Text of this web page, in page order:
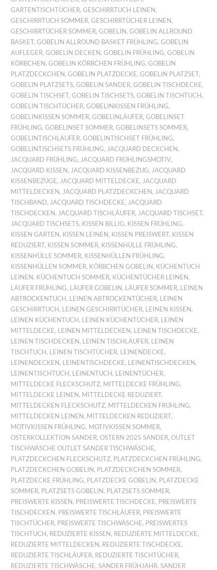
GARTENTISCHTÜCHER,GESCHIRRTUCH LEINEN ,
GESCHIRRTUCH SOMMER,GESCHIRRTÜCHER LEINEN ,
GESCHIRRTÜCHER SOMMER,GOBELIN ,GOBELIN ALLROUND
BASKET,GOBELIN ALLROUND BASKET FRÜHLING,GOBELIN
AUFLEGER,GOBELIN DECKEN ,GOBELIN FRÜHLING,GOBELIN
KÖRBCHEN ,GOBELIN KÖRBCHEN FRÜHLING,GOBELIN
PLATZDECKCHEN ,GOBELIN PLATZDECKE,GOBELIN PLATZSET,
GOBELIN PLATZSETS,GOBELIN SANDER,GOBELIN TISCHDECKE,
GOBELIN TISCHSET,GOBELIN TISCHSETS,GOBELIN TISCHTUCH ,
GOBELIN TISCHTÜCHER,GOBELINKISSEN FRÜHLING,
GOBELINKISSEN SOMMER,GOBELINLÄUFER,GOBELINSET
FRÜHLING,GOBELINSET SOMMER,GOBELINSETS SOMMER,
GOBELINTISCHLÄUFER,GOBELINTISCHSET FRÜHLING,
GOBELINTISCHSETS FRÜHLING, JACQUARD DECKCHEN ,
JACQUARD FRÜHLING, JACQUARD FRÜHLINGSMOTIV,
JACQUARD KISSEN , JACQUARD KISSENBEZUG, JACQUARD
KISSENBEZÜGE, JACQUARD MITTELDECKE, JACQUARD
MITTELDECKEN , JACQUARD PLATZDECKCHEN , JACQUARD
TISCHBAND, JACQUARD TISCHDECKE, JACQUARD
TISCHDECKEN , JACQUARD TISCHLÄUFER, JACQUARD TISCHSET,
JACQUARD TISCHSETS, KISSEN BILLIG, KISSEN FRÜHLING,
KISSEN GARTEN , KISSEN LEINEN , KISSEN PREISWERT, KISSEN
REDUZIERT, KISSEN SOMMER, KISSENHÜLLE FRÜHLING,
KISSENHÜLLE SOMMER, KISSENHÜLLEN FRÜHLING,
KISSENHÜLLEN SOMMER, KÖRBCHEN GOBELIN , KÜCHENTUCH
LEINEN , KÜCHENTUCH SOMMER, KÜCHENTÜCHER LEINEN ,
LÄUFER FRÜHLING, LÄUFER GOBELIN , LÄUFER SOMMER,
LEINEN
ABTROCKENTUCH , LEINEN ABTROCKENTÜCHER,
LEINEN
GESCHIRRTUCH , LEINEN GESCHIRRTÜCHER, LEINEN KISSEN ,
LEINEN KÜCHENTUCH , LEINEN KÜCHENTÜCHER,
LEINEN
MITTELDECKE, LEINEN MITTELDECKEN , LEINEN TISCHDECKE,
LEINEN TISCHDECKEN , LEINEN TISCHLÄUFER,
LEINEN
TISCHTUCH , LEINEN TISCHTÜCHER, LEINENDECKE,
LEINENDECKEN , LEINENTISCHDECKE, LEINENTISCHDECKEN ,
LEINENTISCHTUCH , LEINENTUCH , LEINENTÜCHER,
MITTELDECKE FLECKSCHUTZ, MITTELDECKE FRÜHLING,
MITTELDECKE LEINEN , MITTELDECKE REDUZIERT,
MITTELDECKEN FLECKSCHUTZ, MITTELDECKEN FRÜHLING,
MITTELDECKEN LEINEN , MITTELDECKEN REDUZIERT,
MOTIVKISSEN FRÜHLING, MOTIVKISSEN SOMMER,
OSTERKOLLEKTION SANDER,OSTERN 2025 SANDER,OUTLET
TISCHWÄSCHE OUTLET SANDER TISCHWÄSCHE,
PLATZDECKCHEN FLECKSCHUTZ, PLATZDECKCHEN FRÜHLING,
PLATZDECKCHEN GOBELIN , PLATZDECKCHEN SOMMER,
PLATZDECKE FRÜHLING, PLATZDECKE GOBELIN , PLATZDECKE
SOMMER, PLATZSETS GOBELIN , PLATZSETS SOMMER,
PREISWERTE KISSEN , PREISWERTE TISCHDECKE, PREISWERTE
TISCHDECKEN , PREISWERTE TISCHLÄUFER, PREISWERTE
TISCHTÜCHER, PREISWERTE TISCHWÄSCHE, PREISWERTES
TISCHTUCH , REDUZIERTE KISSEN , REDUZIERTE MITTELDECKE,
REDUZIERTE MITTELDECKEN , REDUZIERTE TISCHDECKE,
REDUZIERTE TISCHLÄUFER, REDUZIERTE TISCHTÜCHER,
REDUZIERTE TISCHWÄSCHE,SANDER FRÜHJAHR,SANDER